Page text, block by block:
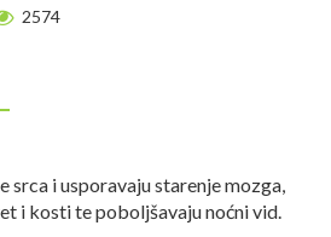
2574
srca i usporavaju starenje mozga,
i kosti te poboljšavaju noćni vid.